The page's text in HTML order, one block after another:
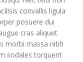
convallis ligula
posuere dui
cras aliquet
morbi massa nibh
sodales torquent